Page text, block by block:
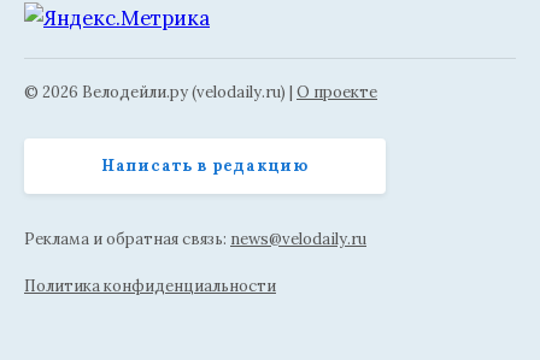
© 2026 Велодейли.ру (velodaily.ru) | О проекте
Написать в редакцию
Реклама и обратная связь: news@velodaily.ru
Политика конфиденциальности